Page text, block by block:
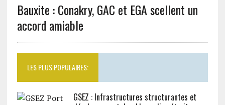
Bauxite : Conakry, GAC et EGA scellent un
accord amiable
LES PLUS POPULAIRES:
GSEZ : Infrastructures structurantes et